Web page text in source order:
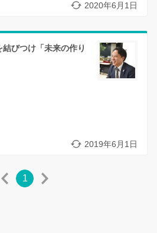
2020年6月1日
結びつけ「未来の作り
2019年6月1日
1